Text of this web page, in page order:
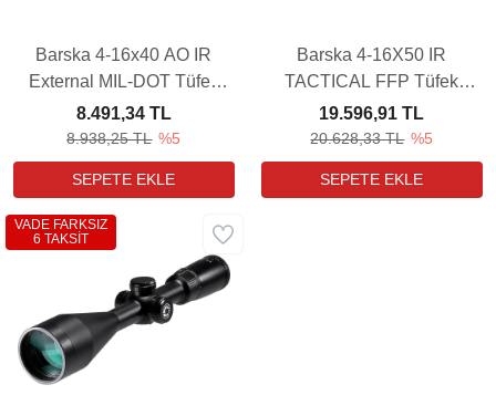
Barska 4-16x40 AO IR
External MIL-DOT Tüfek
Dürbünü
8.938,25 TL %5
8.491,34 TL
Barska 4-16X50 IR
TACTICAL FFP Tüfek
Dürbünü
20.628,33 TL %5
19.596,91 TL
VADE FARKSIZ
6 TAKSİT